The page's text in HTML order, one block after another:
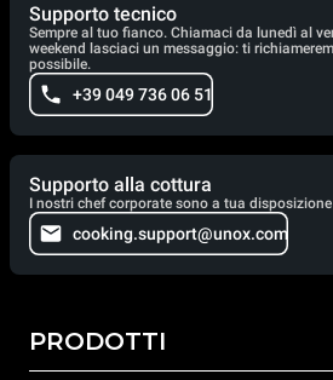
Supporto tecnico
Sempre al tuo fianco. Chiamaci da lunedì al
weekend lasciaci un messaggio: ti
possibile.
+39 049 736 06 51
Supporto alla cottura
I nostri chef corporate sono a tua
cooking.support@unox.com
PRODOTTI